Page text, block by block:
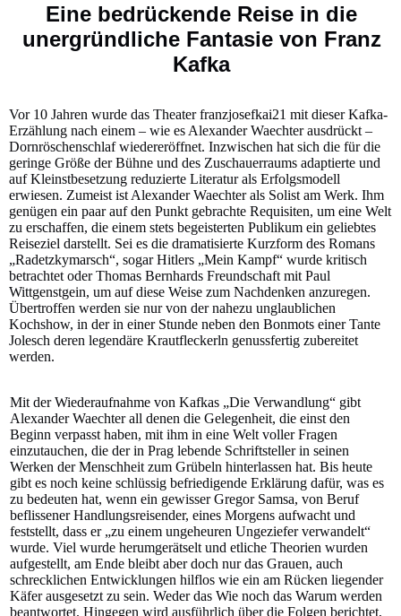
Eine bedrückende Reise in die
unergründliche Fantasie von Franz
Kafka
Vor 10 Jahren wurde das Theater franzjosefkai21 mit dieser Kafka-
Erzählung nach einem – wie es Alexander Waechter ausdrückt –
Dornröschenschlaf wiedereröffnet. Inzwischen hat sich die für die
geringe Größe der Bühne und des Zuschauerraums adaptierte und
auf Kleinstbesetzung reduzierte Literatur als Erfolgsmodell
erwiesen. Zumeist ist Alexander Waechter als Solist am Werk. Ihm
genügen ein paar auf den Punkt gebrachte Requisiten, um eine Welt
zu erschaffen, die einem stets begeisterten Publikum ein geliebtes
Reiseziel darstellt. Sei es die dramatisierte Kurzform des Romans
„Radetzkymarsch“, sogar Hitlers „Mein Kampf“ wurde kritisch
betrachtet oder Thomas Bernhards Freundschaft mit Paul
Wittgenstgein, um auf diese Weise zum Nachdenken anzuregen.
Übertroffen werden sie nur von der nahezu unglaublichen
Kochshow, in der in einer Stunde neben den Bonmots einer Tante
Jolesch deren legendäre Krautfleckerln genussfertig zubereitet
werden.
Mit der Wiederaufnahme von Kafkas „Die Verwandlung“ gibt
Alexander Waechter all denen die Gelegenheit, die einst den
Beginn verpasst haben, mit ihm in eine Welt voller Fragen
einzutauchen, die der in Prag lebende Schriftsteller in seinen
Werken der Menschheit zum Grübeln hinterlassen hat. Bis heute
gibt es noch keine schlüssig befriedigende Erklärung dafür, was es
zu bedeuten hat, wenn ein gewisser Gregor Samsa, von Beruf
beflissener Handlungsreisender, eines Morgens aufwacht und
feststellt, dass er „zu einem ungeheuren Ungeziefer verwandelt“
wurde. Viel wurde herumgerätselt und etliche Theorien wurden
aufgestellt, am Ende bleibt aber doch nur das Grauen, auch
schrecklichen Entwicklungen hilflos wie ein am Rücken liegender
Käfer ausgesetzt zu sein. Weder das Wie noch das Warum werden
beantwortet. Hingegen wird ausführlich über die Folgen berichtet,